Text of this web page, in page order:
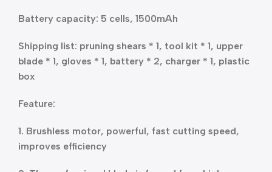
Battery capacity: 5 cells, 1500mAh
Shipping list: pruning shears * 1, tool kit * 1, upper
blade * 1, gloves * 1, battery * 2, charger * 1, plastic
box
Feature:
1. Brushless motor, powerful, fast cutting speed,
improves efficiency